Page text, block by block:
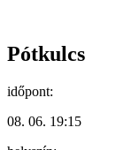
Pótkulcs
időpont:
08. 06. 19:15